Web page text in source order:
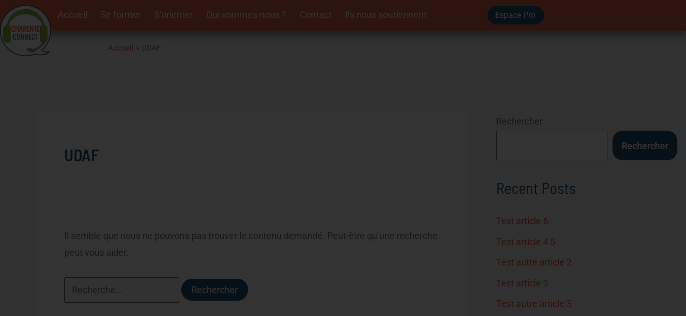
Aller
au
contenu
Accueil Se former S’orienter Qui sommes-nous ? Contact Ils nous soutiennent Espace Pro
Accueil » UDAF
UDAF
Il semble que nous ne pouvons pas trouver le contenu demandé. Peut-être qu’une recherche
peut vous aider.
Rechercher
Rechercher
Recent Posts
Test article 6
Test article 4 5
Test autre article 2
Test article 3
Test autre article 3